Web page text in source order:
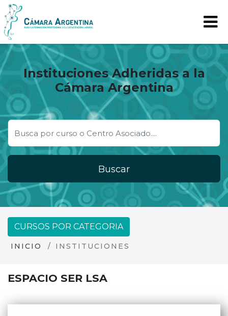
Instituciones Adheridas a la
Cámara Argentina
Buscar
CURSOS POR CATEGORIA
INICIO INSTITUCIONES
ESPACIO SER LSA